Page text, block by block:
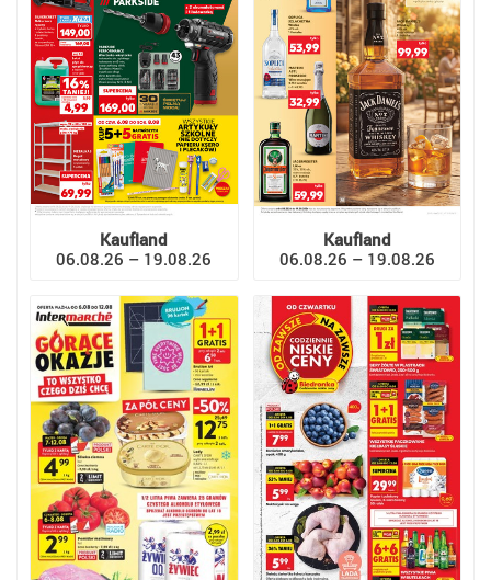
Kaufland
06.08.26 – 19.08.26
Kaufland
06.08.26 – 19.08.26